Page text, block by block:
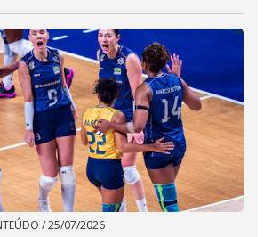
/25/07/2026